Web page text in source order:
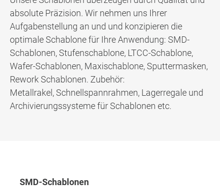
absolute Präzision. Wir nehmen uns Ihrer
Aufgabenstellung an und und konzipieren die
optimale Schablone für Ihre Anwendung: SMD-
Schablonen, Stufenschablone, LTCC-Schablone,
Wafer-Schablonen, Maxischablone, Sputtermasken,
Rework Schablonen. Zubehör:
Metallrakel, Schnellspannrahmen, Lagerregale und
Archivierungssysteme für Schablonen etc.
SMD-Schablonen